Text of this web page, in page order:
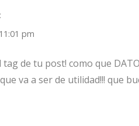
pm
de tu post! como que
va a ser de utilidad!!! que